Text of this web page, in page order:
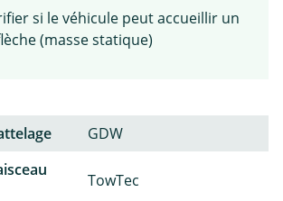
si le véhicule peut accueillir un
(masse statique)
GDW
TowTec